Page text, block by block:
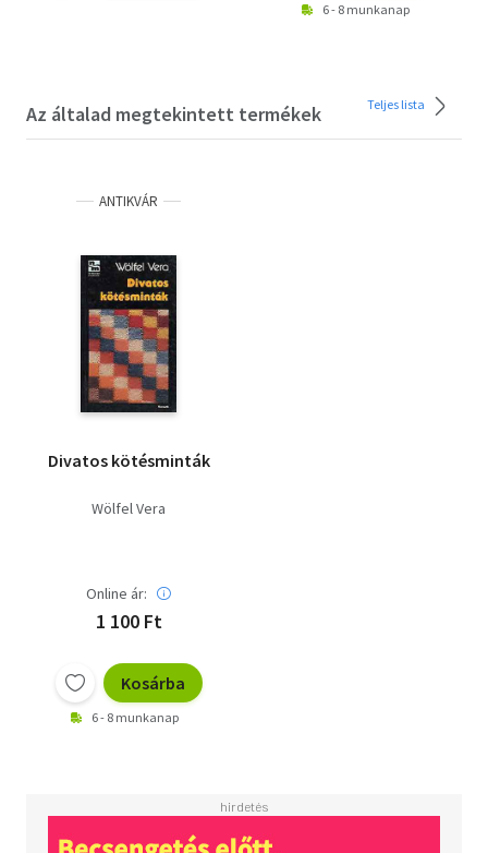
6 - 8 munkanap
Az általad megtekintett termékek Teljes lista
ANTIKVÁR
Divatos kötésminták
Wölfel Vera
Online ár:
1 100 Ft
Kosárba
6 - 8 munkanap